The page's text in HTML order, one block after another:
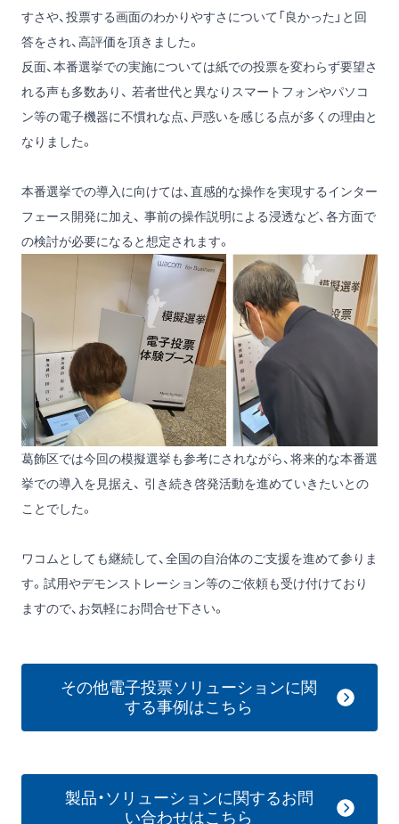
すさや、投票する画面のわかりやすさについて「良かった」と回
答をされ、高評価を頂きました。
反面、本番選挙での実施については紙での投票を変わらず要望さ
れる声も多数あり、 若者世代と異なりスマートフォンやパソコ
ン等の電子機器に不慣れな点、戸惑いを感じる点が多くの理由と
なりました。
本番選挙での導入に向けては、直感的な操作を実現するインター
フェース開発に加え、 事前の操作説明による浸透など、各方面で
の検討が必要になると想定されます。
葛飾区では今回の模擬選挙も参考にされながら、将来的な本番選
挙での導入を見据え、 引き続き啓発活動を進めていきたいとの
ことでした。
ワコムとしても継続して、全国の自治体のご支援を進めて参りま
す。試用やデモンストレーション等のご依頼も受け付けており
ますので、お気軽にお問合せ下さい。
その他電子投票ソリューションに関
する事例はこちら
製品・ソリューションに関するお問
い合わせはこちら